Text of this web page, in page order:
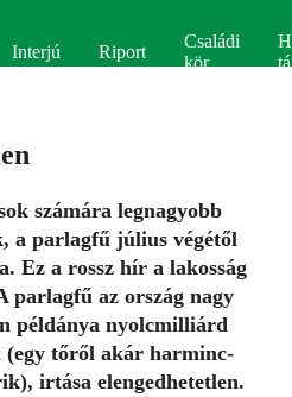
Interjú Riport
Családi
kör
számára legnagyobb
a parlagfű július végétől
Ez a rossz hír a lakosság
parlagfű az ország nagy
példánya nyolcmilliárd
(egy tőről akár harminc-
irtása elengedhetetlen.